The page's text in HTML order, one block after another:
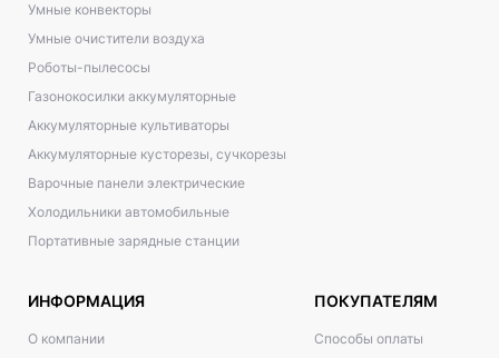
Умные конвекторы
Умные очистители воздуха
Роботы-пылесосы
Газонокосилки аккумуляторные
Аккумуляторные культиваторы
Аккумуляторные кусторезы, сучкорезы
Варочные панели электрические
Холодильники автомобильные
Портативные зарядные станции
ИНФОРМАЦИЯ
О компании
ПОКУПАТЕЛЯМ
Способы оплаты